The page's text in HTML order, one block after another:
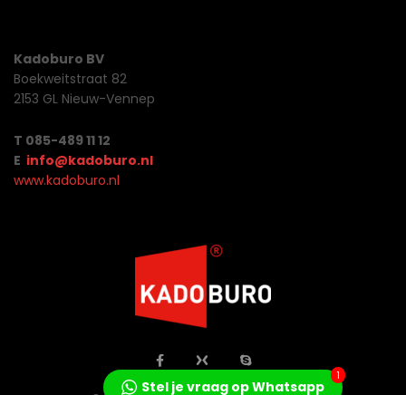
Kadoburo BV
Boekweitstraat 82
2153 GL Nieuw-Vennep
T 085-489 11 12
E info@kadoburo.nl
www.kadoburo.nl
Stel je vraag op Whatsapp
1